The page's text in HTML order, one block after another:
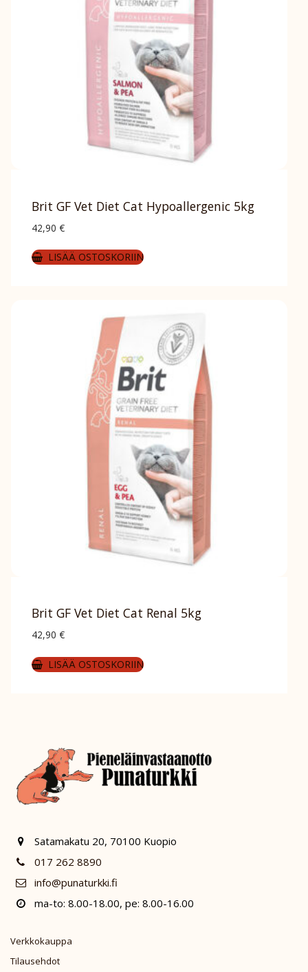
Brit GF Vet Diet Cat Hypoallergenic 5kg
42,90 €
LISÄÄ OSTOSKORIIN
Brit GF Vet Diet Cat Renal 5kg
42,90 €
LISÄÄ OSTOSKORIIN
Satamakatu 20, 70100 Kuopio
017 262 8890
info@punaturkki.fi
ma-to: 8.00-18.00, pe: 8.00-16.00
Verkkokauppa
Tilausehdot